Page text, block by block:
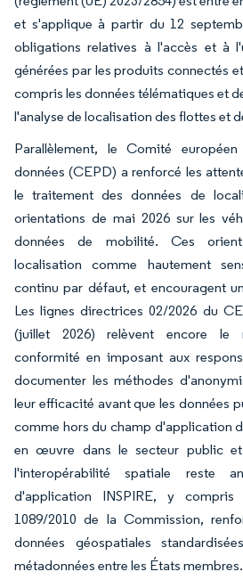
et s'applique à partir du 12
obligations relatives à l'accès et à
générées par les produits connectés
compris les données télématiques et
l'analyse de localisation des flottes et
Parallèlement, le Comité
données (CEPD) a renforcé les
le traitement des données de
orientations de mai 2026 sur les
données de mobilité. Ces
localisation comme hautement
continu par défaut, et encouragent
Les lignes directrices 02/2026 du
(juillet 2026) relèvent encore le
conformité en imposant aux
documenter les méthodes
leur efficacité avant que les données
comme hors du champ d'application
en œuvre dans le secteur public et
l'interopérabilité spatiale reste
d'application INSPIRE, y
1089/2010 de la Commission,
données géospatiales
métadonnées entre les États membres.